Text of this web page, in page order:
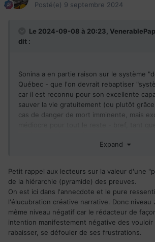
Posté(e) 9 septembre 2024
Le 2024-09-08 à 20:23,
dit :
Sonina a en partie raison sur le système
Québec - que l'on devrait rebaptiser
car il est reconnu pour son excellente
sauver la vie gratuitement (ou plutôt
cas de danger de mort imminente, mais
de santé" se fiche pas mal de votre santé
J'ai travaillé à temps quasi-plein dans ce
de 2020 à 2023 à divers niveaux, dont à
normalement réservés à des infirmiers et
étrangers - je n'avais pas du tout les bons
expériences, mais j'avais en revanche
diplômes en tous genres (DEUG, B.Sc.,
doctorat, etc...) et ai donc pu entrer
Expand
Petit rappel aux lecteurs sur la valeur d'une
de la hiérarchie (pyramide) des preuves.
On est ici dans l'annecdote et le pure
l'élucubration créative narrative. Donc
même niveau négatif car le rédacteur de
intention manifestement négative des
rabaisser, se défouler de ses frustrations.